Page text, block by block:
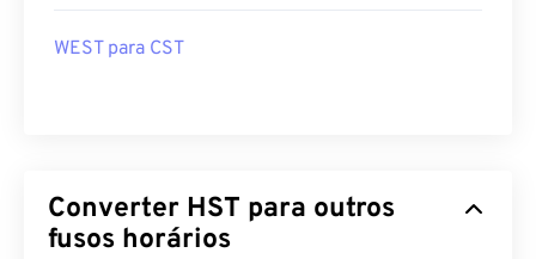
WEST para CST
Converter HST para outros
fusos horários